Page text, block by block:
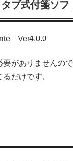
ブ式付箋ソフ
Ver4.0.0
要がありませんの
だけです。